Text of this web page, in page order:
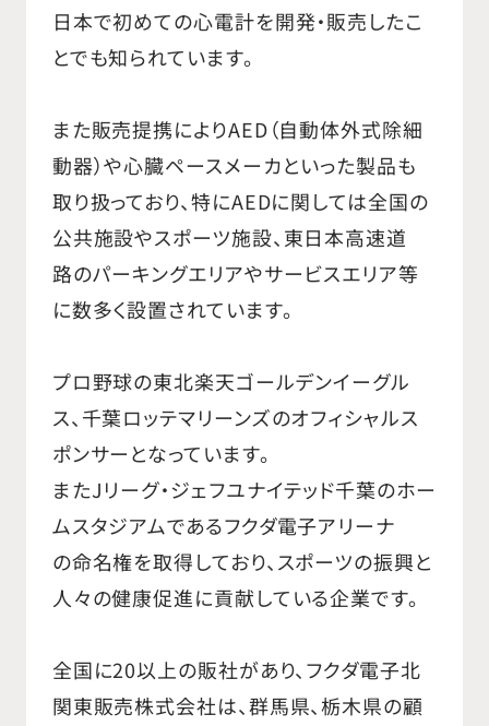
日本で初めての心電計を開発・販売したこ
とでも知られています。
また販売提携によりAED（自動体外式除細
動器）や心臓ペースメーカといった製品も
取り扱っており、特にAEDに関しては全国の
公共施設やスポーツ施設、東日本高速道
路のパーキングエリアやサービスエリア等
に数多く設置されています。
プロ野球の東北楽天ゴールデンイーグル
ス、千葉ロッテマリーンズのオフィシャルス
ポンサーとなっています。
またJリーグ・ジェフユナイテッド千葉のホー
ムスタジアムであるフクダ電子アリーナ
の命名権を取得しており、スポーツの振興と
人々の健康促進に貢献している企業です。
全国に20以上の販社があり、フクダ電子北
関東販売株式会社は、群馬県、栃木県の顧